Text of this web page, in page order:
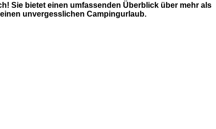
Sie bietet einen umfassenden Überblick über mehr als
unvergesslichen Campingurlaub.